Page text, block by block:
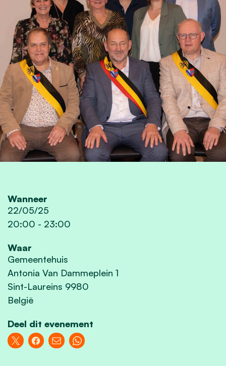
Wanneer
22/05/25
20:00 - 23:00
Waar
Gemeentehuis
Antonia Van Dammeplein 1
Sint-Laureins 9980
België
Deel dit evenement